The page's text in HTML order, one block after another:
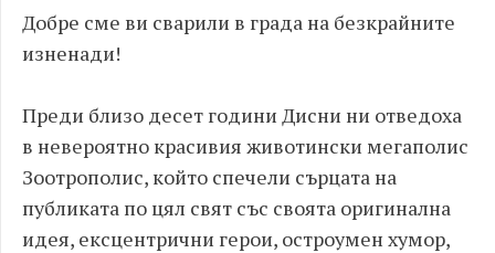
Добре сме ви сварили в града на безкрайните
изненади!
Преди близо десет години Дисни ни отведоха
в невероятно красивия животински мегаполис
Зоотрополис, който спечели сърцата на
публиката по цял свят със своята оригинална
идея, ексцентрични герои, остроумен хумор,